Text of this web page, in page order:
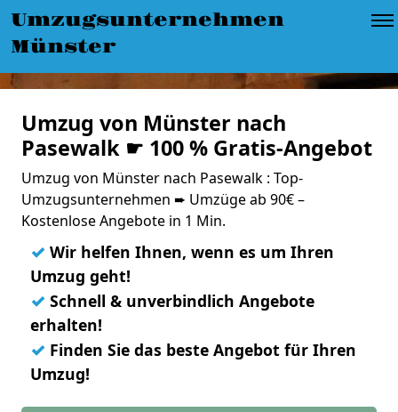
Umzugsunternehmen
Münster
Umzug von Münster nach
Pasewalk ☛ 100 % Gratis-Angebot
Umzug von Münster nach Pasewalk : Top-
Umzugsunternehmen ➨ Umzüge ab 90€ –
Kostenlose Angebote in 1 Min.
✓ Wir helfen Ihnen, wenn es um Ihren
Umzug geht!
✓ Schnell & unverbindlich Angebote
erhalten!
✓ Finden Sie das beste Angebot für Ihren
Umzug!